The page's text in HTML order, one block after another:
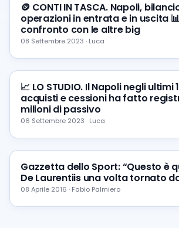
🪙 CONTI IN TASCA. Napoli,
operazioni in entrata e in uscita 📊
confronto con le altre big
08 Settembre 2023 · Luca
📈 LO STUDIO. Il Napoli negli ultimi
acquisti e cessioni ha fatto
milioni di passivo
06 Settembre 2023 · Luca
Gazzetta dello Sport: “Questo è
De Laurentiis una volta tornato
08 Aprile 2016 · Fabio Palmiero